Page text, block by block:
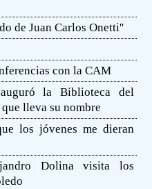
de Juan Carlos Onetti''
con la CAM
la Biblioteca del
lleva su nombre
los jóvenes me dieran
Dolina visita los